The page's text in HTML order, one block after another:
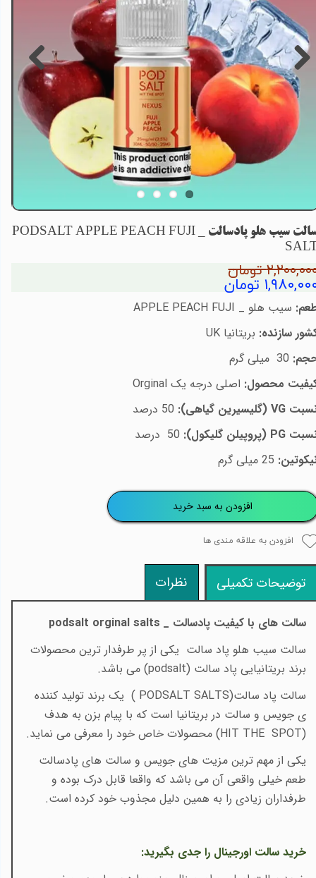
سالت سیب هلو پادسالت _ PODSALT APPLE PEACH FUJI
تومان
تومان
سیب هلو _ APPLE PEACH FUJI
سازنده: بریتانیا UK
30 میلی گرم
محصول: اصلی درجه یک Orginal
VG (گلیسیرین گیاهی): 50 درصد
PG (پروپیلن گلیکول): 50 درصد
افزودن به سبد خرید
افزودن به علاقه مندی ها
توضیحات تکمیلی نظرات
سالت های با کیفیت پادسالت _ podsalt orginal salts
سالت سیب هلو پاد سالت یکی از پر طرفدار ترین محصولات
برند بریتانیایی پاد سالت (podsalt) می باشد.
​​سالت پاد سالت( PODSALT SALTS) یک برند تولید کننده
ی جویس و سالت در بریتانیا است که با پیام بزن به هدف
(
HIT THE SPOT
) محصولات خاص خود را معرفی می نماید.
یکی از مهم ترین مزیت های جویس و سالت های پادسالت
طعم خیلی واقعی آن می باشد که واقعا قابل درک بوده و
طرفداران زیادی را به همین دلیل مجذوب خود کرده است.
خرید سالت اورجینال را جدی بگیرید: